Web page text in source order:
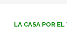
LA CASA POR EL